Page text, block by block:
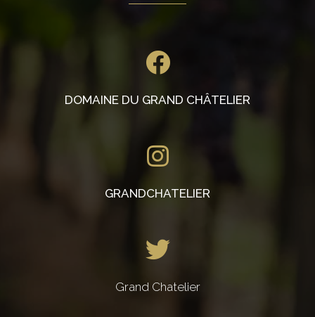
DOMAINE DU GRAND CHÂTELIER
GRANDCHATELIER
Grand Chatelier